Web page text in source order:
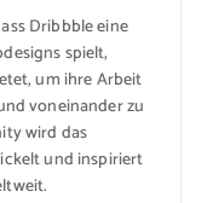
Dribbble eine
spielt,
um ihre Arbeit
voneinander zu
wird das
und inspiriert